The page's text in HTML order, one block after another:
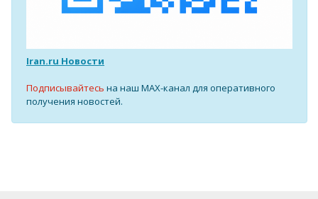
Iran.ru Новости
Подписывайтесь на наш MAX-канал для оперативного
получения новостей.